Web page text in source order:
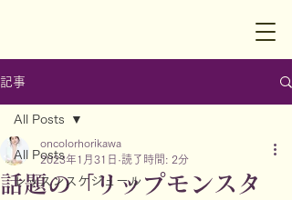
記事
All Posts
レッスンスケジュール
All Posts
話題の「リップモンスタ
oncolorhorikawa
2023年1月31日 読了時間: 2分